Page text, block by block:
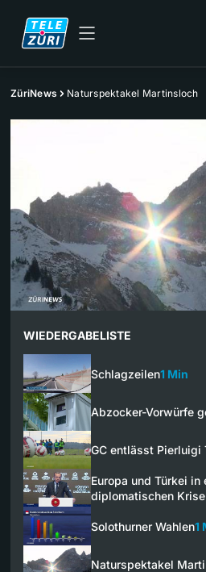
ZüriNews Naturspektakel Martinsloch
WIEDERGABELISTE
Schlagzeilen1 Min
Abzocker-Vorwürfe
GC entlässt Pierluigi
Europa und Türkei in
diplomatischen Krise
Solothurner Wahlen1
Naturspektakel